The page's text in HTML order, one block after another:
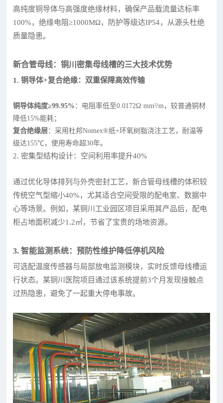
高纯度铜导体与高强度绝缘材料，确保产品载流量达标率
100%，绝缘电阻≥1000MΩ，防护等级达IP54，从源头杜绝
质量隐患。
新合管母线：铜川密集母线槽的三大技术优势
1. 铜导体+复合绝缘：双重保障高效传输
铜导体纯度≥99.95% ：电阻率低至0.0172Ω·mm²/m，较普通铜材
降低15%能耗；
复合绝缘层：采用杜邦Nomex®纸+环氧树脂浇注工艺，耐温等
级达155℃，使用寿命超30年。
2. 密集型结构设计：空间利用率提升40%
通过优化导体排列与外壳密封工艺，新合管母线槽的体积较
传统空气型缩小40%，尤其适合空间受限的配电室、数据中
心等场景。例如，某铜川工业园区项目采用其产品后，配电
柜占地面积减少1.2㎡，节省了宝贵的场地资源。
3. 智能监测系统：预防性维护降低停机风险
可选配温度传感器与局部放电监测模块，实时反馈母线槽运
行状态。某铜川医院项目通过该系统提前3个月发现接触点
过热隐患，避免了一起重大停电事故。